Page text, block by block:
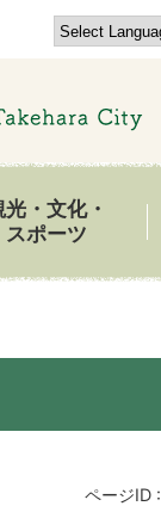
光・文化・
スポーツ
ページID :